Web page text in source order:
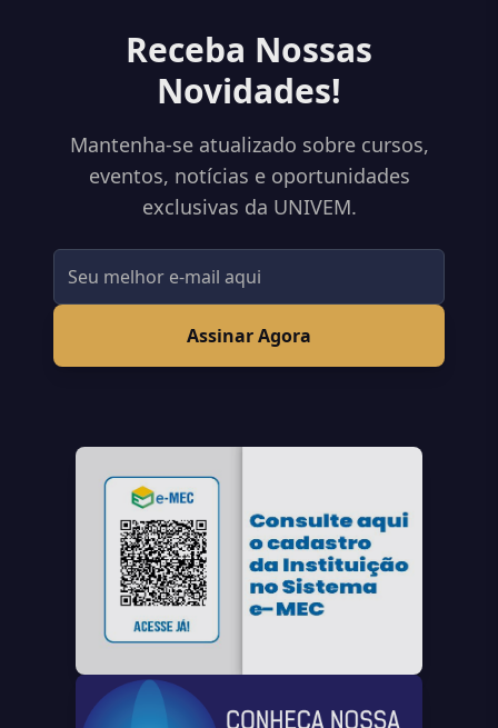
Receba Nossas
Novidades!
Mantenha-se atualizado sobre cursos,
eventos, notícias e oportunidades
exclusivas da UNIVEM.
Assinar Agora